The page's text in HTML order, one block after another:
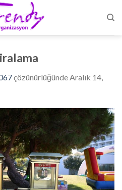
çözünürlüğündeAralık 14,